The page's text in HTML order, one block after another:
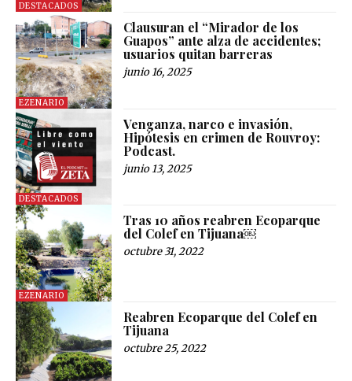
DESTACADOS
EZENARIO
Clausuran el “Mirador de los
Guapos” ante alza de accidentes;
usuarios quitan barreras
junio 16, 2025
DESTACADOS
Venganza, narco e invasión,
Hipótesis en crimen de Rouvroy:
Podcast.
junio 13, 2025
EZENARIO
Tras 10 años reabren Ecoparque
del Colef en Tijuana￼
octubre 31, 2022
Reabren Ecoparque del Colef en
Tijuana
octubre 25, 2022